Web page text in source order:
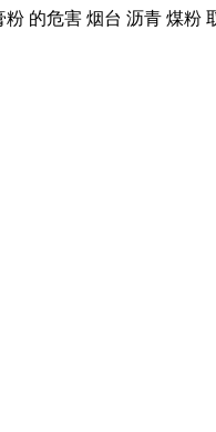
的危害 烟台 沥青 煤粉